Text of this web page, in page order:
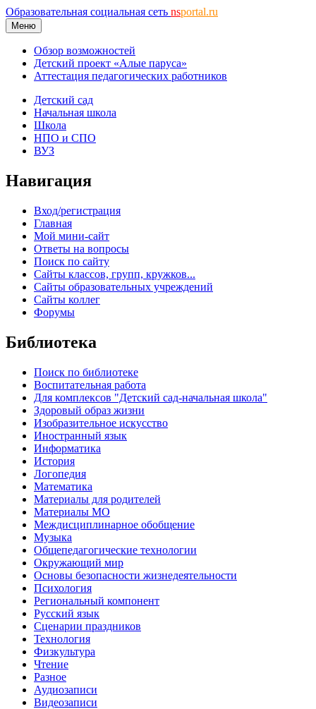
Образовательная социальная сеть nsportal.ru
Меню
Обзор возможностей
Детский проект «Алые паруса»
Аттестация педагогических работников
Детский сад
Начальная школа
Школа
НПО и СПО
ВУЗ
Навигация
Вход/регистрация
Главная
Мой мини-сайт
Ответы на вопросы
Поиск по сайту
Сайты классов, групп, кружков...
Сайты образовательных учреждений
Сайты коллег
Форумы
Библиотека
Поиск по библиотеке
Воспитательная работа
Для комплексов "Детский сад-начальная школа"
Здоровый образ жизни
Изобразительное искусство
Иностранный язык
Информатика
История
Логопедия
Математика
Материалы для родителей
Материалы МО
Междисциплинарное обобщение
Музыка
Общепедагогические технологии
Окружающий мир
Основы безопасности жизнедеятельности
Психология
Региональный компонент
Русский язык
Сценарии праздников
Технология
Физкультура
Чтение
Разное
Аудиозаписи
Видеозаписи